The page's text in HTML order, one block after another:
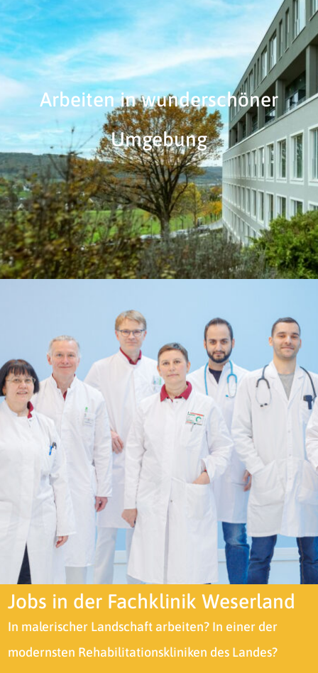
Ihre Freizeit
FAQ
Arbeiten in wunderschöner
Umgebung
Jobs in der Fachklinik Weserland
In malerischer Landschaft arbeiten? In einer der
modernsten Rehabilitationskliniken des Landes?